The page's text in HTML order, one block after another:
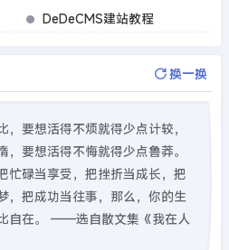
DeDeCMS建站教程
换一换
要想活得不烦就得少点计较，
要想活得不悔就得少点鲁莽。
忙碌当享受，把挫折当成长，把
，把成功当往事，那么，你的生
自在。 ——选自散文集《我在人